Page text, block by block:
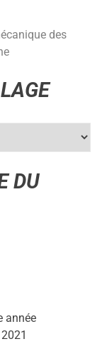
des
DU
année